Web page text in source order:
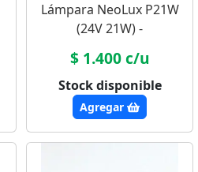
Lámpara NeoLux P21W
(24V 21W) -
Camión/Bus
$ 1.400 c/u
Stock disponible
Agregar